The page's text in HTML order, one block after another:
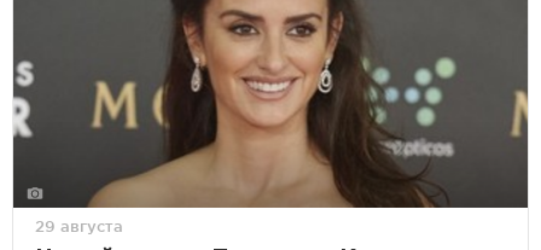
29 августа